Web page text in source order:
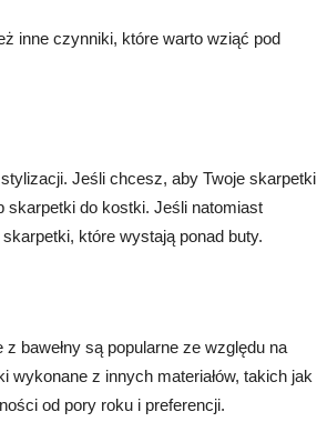
inne czynniki, które warto wziąć pod
Jeśli chcesz, aby Twoje skarpetki
skarpetki do kostki. Jeśli natomiast
które wystają ponad buty.
bawełny są popularne ze względu na
z innych materiałów, takich jak
od pory roku i preferencji.